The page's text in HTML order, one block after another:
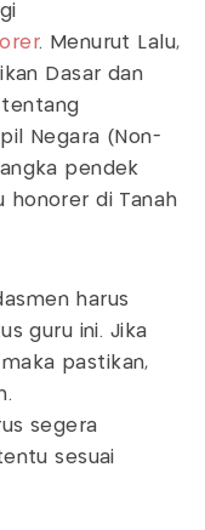
. Menurut Lalu,
Dasar dan
tentang
Negara (Non-
pendek
honorer di Tanah
harus
guru ini. Jika
pastikan,
segera
sesuai